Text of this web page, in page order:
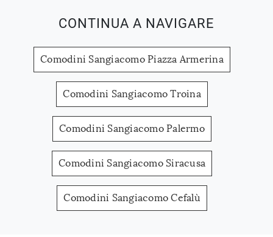
CONTINUA A NAVIGARE
Comodini Sangiacomo Piazza Armerina
Comodini Sangiacomo Troina
Comodini Sangiacomo Palermo
Comodini Sangiacomo Siracusa
Comodini Sangiacomo Cefalù